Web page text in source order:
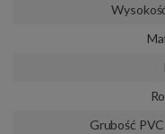
Grubość